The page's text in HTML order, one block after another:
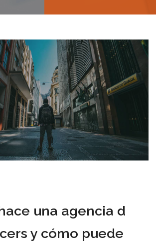
una agencia d
y cómo puede